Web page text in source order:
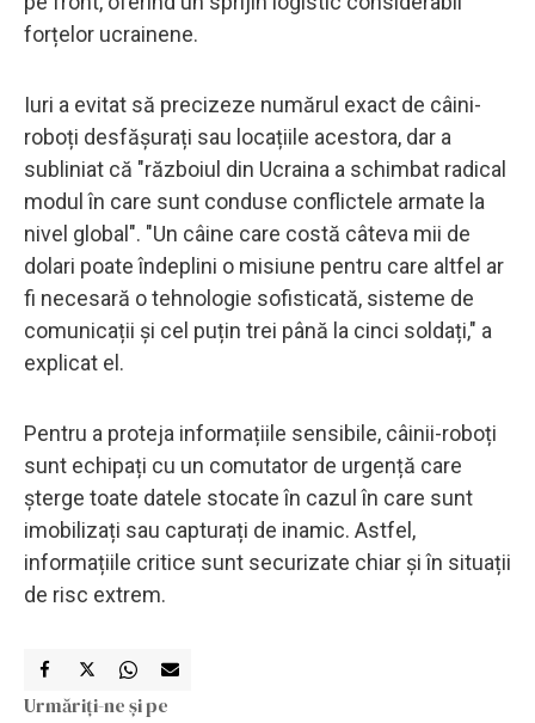
forțelor ucrainene.
Iuri a evitat să precizeze numărul exact de câini-
roboți desfășurați sau locațiile acestora, dar a
subliniat că "războiul din Ucraina a schimbat radical
modul în care sunt conduse conflictele armate la
nivel global". "Un câine care costă câteva mii de
dolari poate îndeplini o misiune pentru care altfel ar
fi necesară o tehnologie sofisticată, sisteme de
comunicații și cel puțin trei până la cinci soldați," a
explicat el.
Pentru a proteja informațiile sensibile, câinii-roboți
sunt echipați cu un comutator de urgență care
șterge toate datele stocate în cazul în care sunt
imobilizați sau capturați de inamic. Astfel,
informațiile critice sunt securizate chiar și în situații
de risc extrem.
Urmăriți-ne și pe